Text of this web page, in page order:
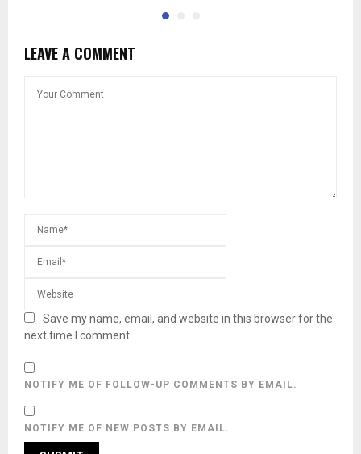
LEAVE A COMMENT
Save my name, email, and website in this browser for the
next time I comment.
NOTIFY ME OF FOLLOW-UP COMMENTS BY EMAIL.
NOTIFY ME OF NEW POSTS BY EMAIL.